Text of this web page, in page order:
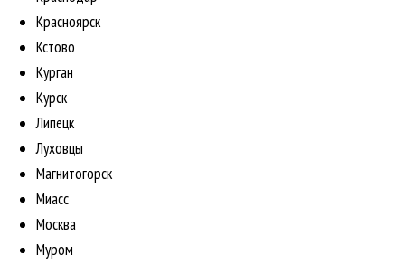
Красноярск
Кстово
Курган
Курск
Липецк
Луховцы
Магнитогорск
Миасс
Москва
Муром